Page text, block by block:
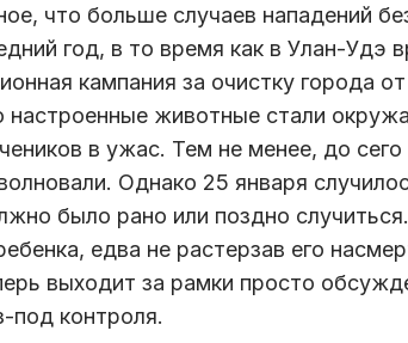
что больше случаев нападений
год, в то время как в Улан-Удэ
кампания за очистку города
настроенные животные стали
в ужас. Тем не менее, до
Однако 25 января
было рано или поздно
едва не растерзав его
выходит за рамки просто
под контроля.